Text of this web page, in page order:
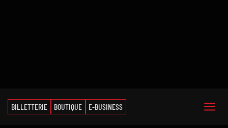
BILLETTERIE BOUTIQUE E-BUSINESS